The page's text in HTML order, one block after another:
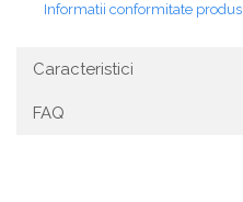
Informatii conformitate produs
Caracteristici
FAQ